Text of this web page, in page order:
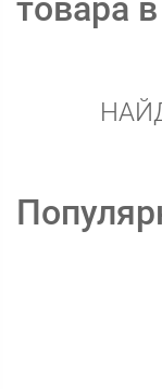
товара